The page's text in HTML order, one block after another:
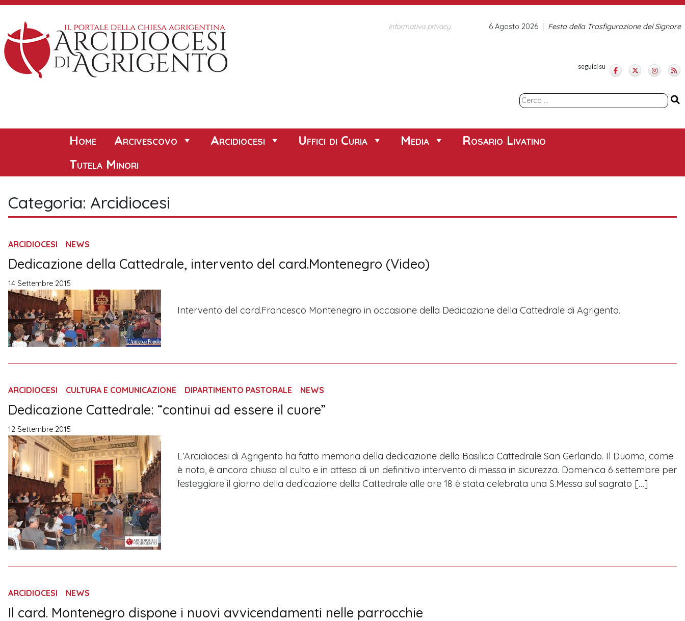
Skip
content
Informativa privacy Festa della Trasfigurazione del Signore
6 Agosto 2026
seguici su
Ricerca
Home Arcivescovo Arcidiocesi Uffici di Curia Media
Rosario Livatino
Tutela Minori
Categoria: Arcidiocesi
ARCIDIOCESI NEWS
Dedicazione della Cattedrale, intervento del card.Montenegro (Video)
14 Settembre 2015
Intervento del card.Francesco Montenegro in occasione della Dedicazione della Cattedrale di Agrigento.
ARCIDIOCESI CULTURA E COMUNICAZIONE DIPARTIMENTO PASTORALE NEWS
Dedicazione Cattedrale: “continui ad essere il cuore”
12 Settembre 2015
L’Arcidiocesi di Agrigento ha fatto memoria della dedicazione della Basilica Cattedrale San Gerlando. Il Duomo, come
è noto, è ancora chiuso al culto e in attesa di un definitivo intervento di messa in sicurezza. Domenica 6 settembre per
festeggiare il giorno della dedicazione della Cattedrale alle ore 18 è stata celebrata una S.Messa sul sagrato […]
ARCIDIOCESI NEWS
Il card. Montenegro dispone i nuovi avvicendamenti nelle parrocchie